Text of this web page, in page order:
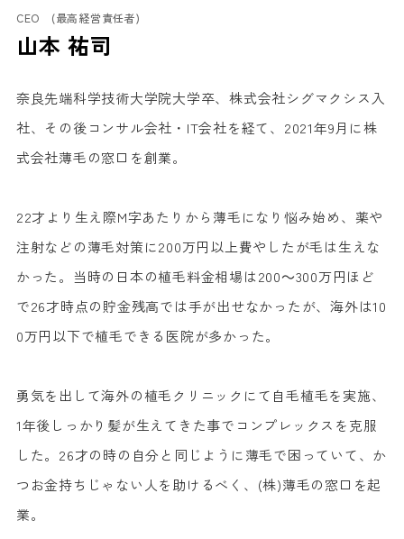
CEO (最高経営責任者)
山本 祐司
奈良先端科学技術大学院大学卒、株式会社シグマクシス入
社、その後コンサル会社・IT会社を経て、2021年9月に株
式会社薄毛の窓口を創業。
22才より生え際M字あたりから薄毛になり悩み始め、薬や
注射などの薄毛対策に200万円以上費やしたが毛は生えな
かった。当時の日本の植毛料金相場は200～300万円ほど
で26才時点の貯金残高では手が出せなかったが、海外は10
0万円以下で植毛できる医院が多かった。
勇気を出して海外の植毛クリニックにて自毛植毛を実施、
1年後しっかり髪が生えてきた事でコンプレックスを克服
した。26才の時の自分と同じように薄毛で困っていて、か
つお金持ちじゃない人を助けるべく、(株)薄毛の窓口を起
業。